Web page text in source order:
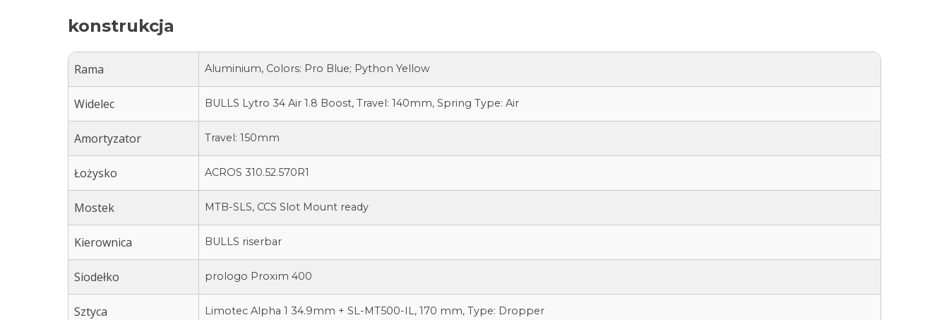
konstrukcja
Rama Aluminium, Colors: Pro Blue; Python Yellow
Widelec BULLS Lytro 34 Air 1.8 Boost, Travel: 140mm, Spring Type: Air
Amortyzator Travel: 150mm
Łożysko ACROS 310.52.570R1
Mostek MTB-SLS, CCS Slot Mount ready
Kierownica BULLS riserbar
Siodełko prologo Proxim 400
Sztyca Limotec Alpha 1 34.9mm + SL-MT500-IL, 170 mm, Type: Dropper